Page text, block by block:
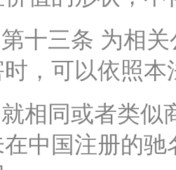
三条 为相关
，可以依照
同或者类似
中国注册的